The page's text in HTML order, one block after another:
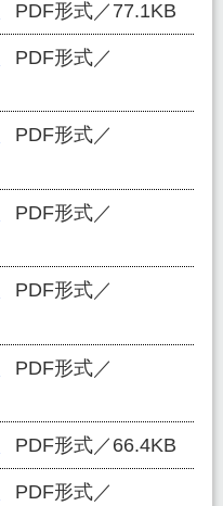
PDF形式／77.1KB
PDF形式／
PDF形式／
PDF形式／
PDF形式／
PDF形式／
PDF形式／66.4KB
PDF形式／